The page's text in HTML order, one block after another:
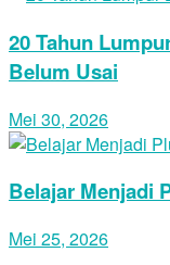
20 Tahun
Belum Usai
Mei 30, 2026
Belajar Menjadi
Mei 25, 2026